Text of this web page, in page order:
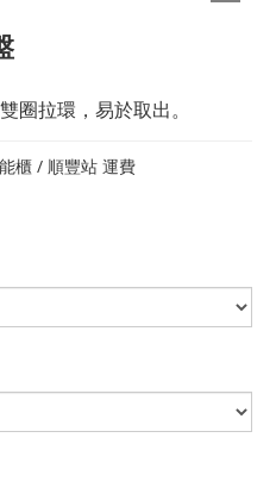
拉環，易於取出。
櫃 / 順豐站 運費